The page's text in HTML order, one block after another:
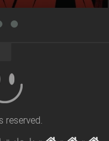
reserved.